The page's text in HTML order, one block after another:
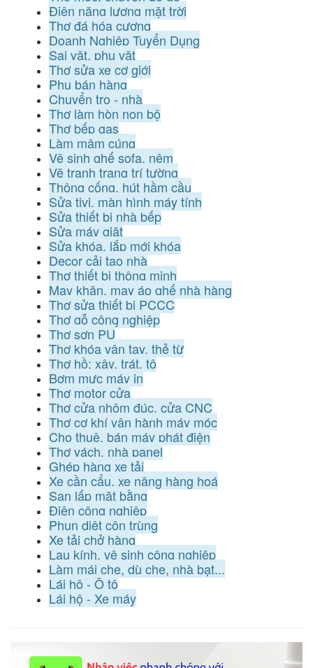
Điện năng lượng mặt trời
Thợ đá hóa cương
Doanh Nghiệp Tuyển Dụng
Sai vặt, phụ vặt
Thợ sửa xe cơ giới
Phụ bán hàng
Chuyển trọ - nhà
Thợ làm hòn non bộ
Thợ bếp gas
Làm mâm cúng
Vệ sinh ghế sofa, nệm
Vẽ tranh trang trí tường
Thông cống, hút hầm cầu
Sửa tivi, màn hình máy tính
Sửa thiết bị nhà bếp
Sửa máy giặt
Sửa khóa, lắp mới khóa
Decor cải tạo nhà
Thợ thiết bị thông minh
May khăn, may áo ghế nhà hàng
Thợ sửa thiết bị PCCC
Thợ gỗ công nghiệp
Thợ sơn PU
Thợ khóa vân tay, thẻ từ
Thợ hồ: xây, trát, tô
Bơm mực máy in
Thợ motor cửa
Thợ cửa nhôm đúc, cửa CNC
Thợ cơ khí vận hành máy móc
Cho thuê, bán máy phát điện
Thợ vách, nhà panel
Ghép hàng xe tải
Xe cần cẩu, xe nâng hàng hoá
San lấp mặt bằng
Điện công nghiệp
Phun diệt côn trùng
Xe tải chở hàng
Lau kính, vệ sinh công nghiệp
Làm mái che, dù che, nhà bạt...
Lái hộ - Ô tô
Lái hộ - Xe máy